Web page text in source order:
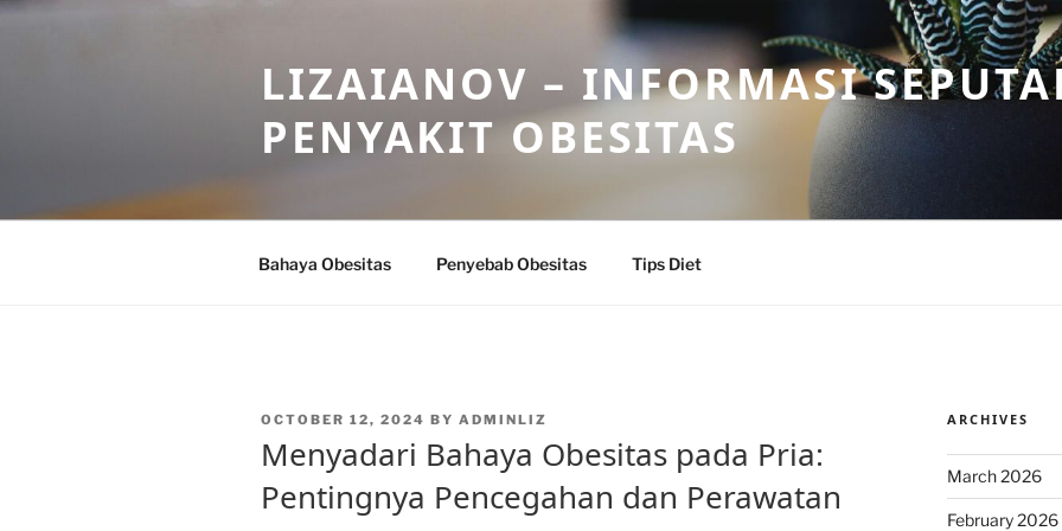
Skip
LIZAIANOV – INFORMASI
PENYAKIT OBESITAS
Bahaya Obesitas Penyebab Obesitas Tips Diet
POSTED
OCTOBER 12, 2024 BY ADMINLIZ
Menyadari Bahaya Obesitas pada Pria:
Pentingnya Pencegahan dan Perawatan
ARCHIVES
March 2026
February 2026